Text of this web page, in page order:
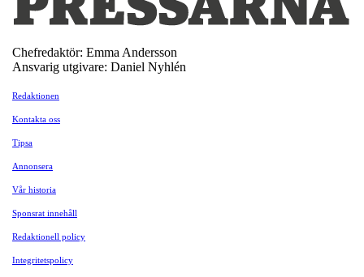
Chefredaktör: Emma Andersson
Ansvarig utgivare: Daniel Nyhlén
Redaktionen
Kontakta oss
Tipsa
Annonsera
Vår historia
Sponsrat innehåll
Redaktionell policy
Integritetspolicy